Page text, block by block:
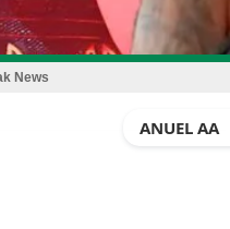
News
ANUEL AA